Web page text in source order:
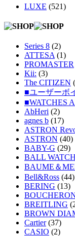
LUXE (521)
Series 8 (2)
ATTESA (1)
PROMASTER
Kii: (3)
The CITIZEN
■ユーザーボ
■WATCHES
AbHeri (2)
agnes b (17)
ASTRON
ASTRON (40)
BABY-G (29)
BALL WATCH
BAUME＆
Bell&Ross (44)
BERING (13)
BREITLING
BROWN
Cartier(37)
CASIO (2)